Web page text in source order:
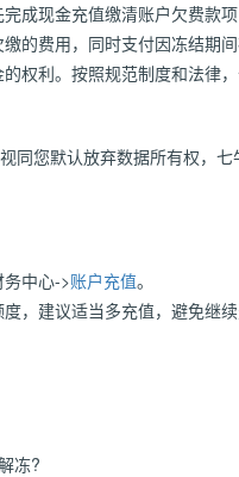
成现金充值缴清账户欠费款
的费用，同时支付因冻结期
权利。按照规范制度和法律
同您默认放弃数据所有权，
中心->账户充值。
，建议适当多充值，避免继续
冻?